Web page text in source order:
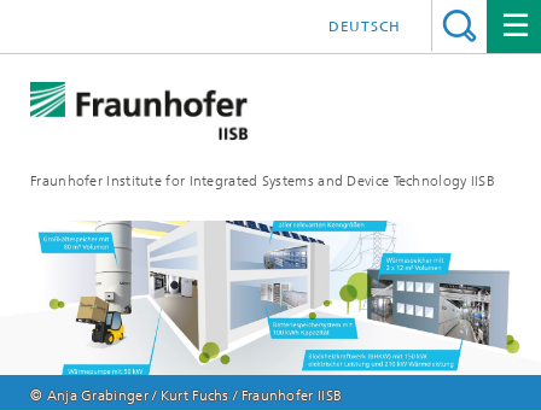
Fraunhofer Institute for Integrated Systems and Device Technology IISB
DEUTSCH
© Anja Grabinger / Kurt Fuchs / Fraunhofer IISB